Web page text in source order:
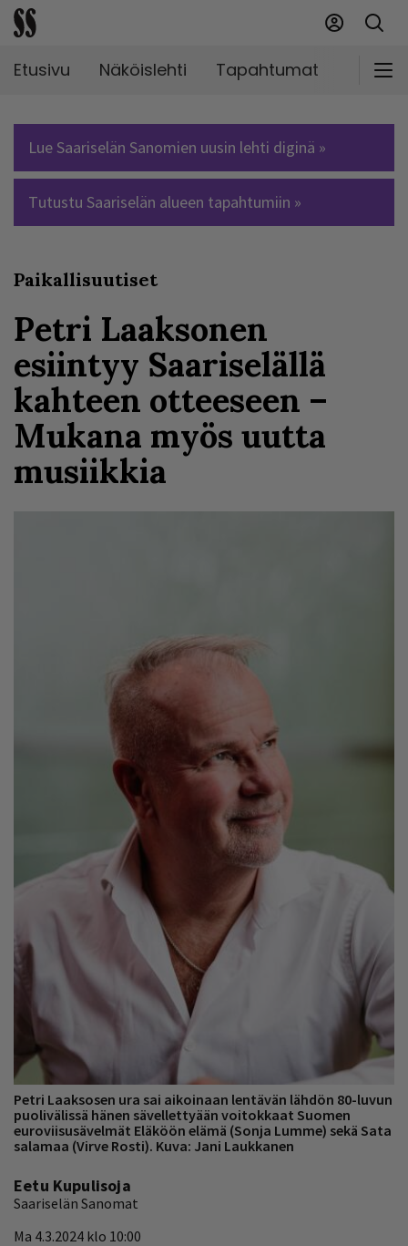
Etusivu Näköislehti Tapahtumat
Lue Saariselän Sanomien uusin lehti diginä »
Tutustu Saariselän alueen tapahtumiin »
Paikallisuutiset
Petri Laaksonen
esiintyy Saariselällä
kahteen otteeseen –
Mukana myös uutta
musiikkia
Petri Laaksosen ura sai aikoinaan lentävän lähdön 80-luvun
puolivälissä hänen sävellettyään voitokkaat Suomen
euroviisusävelmät Eläköön elämä (Sonja Lumme) sekä Sata
salamaa (Virve Rosti). Kuva: Jani Laukkanen
Eetu Kupulisoja
Saariselän Sanomat
Ma 4.3.2024 klo 10:00